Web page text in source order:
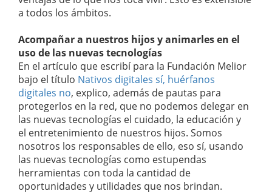
a todos los ámbitos.
Acompañar a nuestros hijos y animarles en el
uso de las nuevas tecnologías
En el artículo que escribí para la Fundación Melior
bajo el título Nativos digitales sí, huérfanos
digitales no, explico, además de pautas para
protegerlos en la red, que no podemos delegar en
las nuevas tecnologías el cuidado, la educación y
el entretenimiento de nuestros hijos. Somos
nosotros los responsables de ello, eso sí, usando
las nuevas tecnologías como estupendas
herramientas con toda la cantidad de
oportunidades y utilidades que nos brindan.